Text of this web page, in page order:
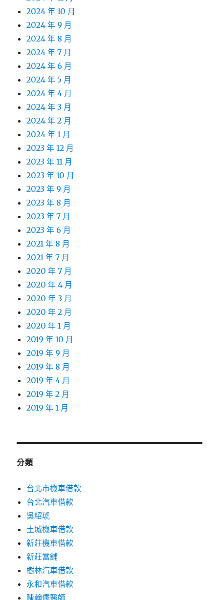
2024 年 10 月
2024 年 9 月
2024 年 8 月
2024 年 7 月
2024 年 6 月
2024 年 5 月
2024 年 4 月
2024 年 3 月
2024 年 2 月
2024 年 1 月
2023 年 12 月
2023 年 11 月
2023 年 10 月
2023 年 9 月
2023 年 8 月
2023 年 7 月
2023 年 6 月
2021 年 8 月
2021 年 7 月
2020 年 7 月
2020 年 4 月
2020 年 3 月
2020 年 2 月
2020 年 1 月
2019 年 10 月
2019 年 9 月
2019 年 8 月
2019 年 4 月
2019 年 2 月
2019 年 1 月
分類
台北市機車借款
台北汽車借款
吳紹琥
土城機車借款
新莊機車借款
新莊當舖
樹林汽車借款
永和汽車借款
陳翰儒醫師